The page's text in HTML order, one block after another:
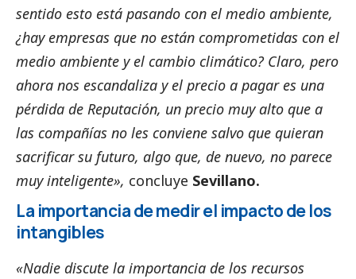
sentido esto está pasando con el medio ambiente,
¿hay empresas que no están comprometidas con el
medio ambiente y el cambio climático? Claro, pero
ahora nos escandaliza y el precio a pagar es una
pérdida de Reputación, un precio muy alto que a
las compañías no les conviene salvo que quieran
sacrificar su futuro, algo que, de nuevo, no parece
muy inteligente», concluye Sevillano.
La importancia de medir el impacto de los
intangibles
«Nadie discute la importancia de los recursos